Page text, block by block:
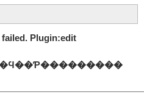
failed. Plugin:edit